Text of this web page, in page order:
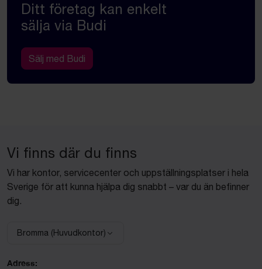
Ditt företag kan enkelt
sälja via Budi
Sälj med Budi
Vi finns där du finns
Vi har kontor, servicecenter och uppställningsplatser i hela
Sverige för att kunna hjälpa dig snabbt – var du än befinner
dig.
Välj anläggning:
Bromma (Huvudkontor)
Adress: